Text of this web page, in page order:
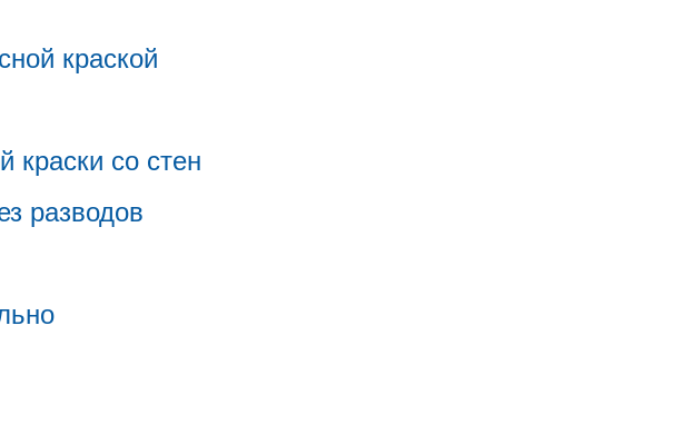
краской
краски со стен
разводов